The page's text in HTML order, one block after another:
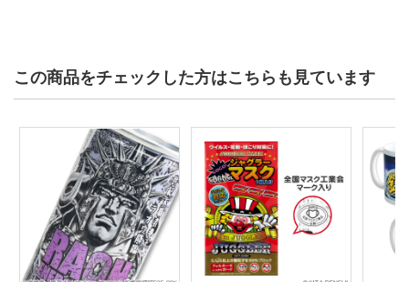
この商品をチェックした方はこちらも見ています